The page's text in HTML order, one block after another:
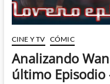
CINE Y TV CÓMIC
Analizando
último Episodio